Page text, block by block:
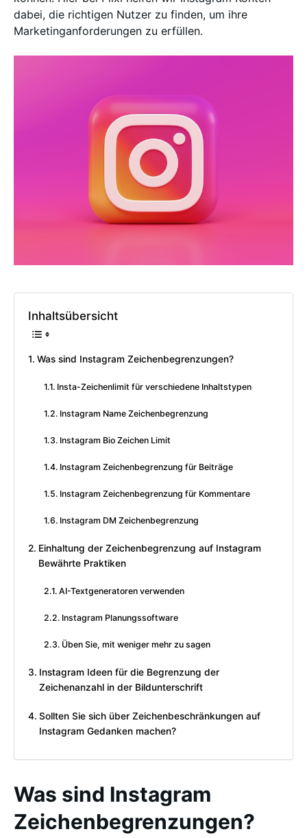
dabei, die richtigen Nutzer zu finden, um ihre
Marketinganforderungen zu erfüllen.
Inhaltsübersicht
Was sind Instagram Zeichenbegrenzungen?
Insta-Zeichenlimit für verschiedene Inhaltstypen
Instagram Name Zeichenbegrenzung
Instagram Bio Zeichen Limit
Instagram Zeichenbegrenzung für Beiträge
Instagram Zeichenbegrenzung für Kommentare
Instagram DM Zeichenbegrenzung
Einhaltung der Zeichenbegrenzung auf Instagram
Bewährte Praktiken
AI-Textgeneratoren verwenden
Instagram Planungssoftware
Üben Sie, mit weniger mehr zu sagen
Instagram Ideen für die Begrenzung der
Zeichenanzahl in der Bildunterschrift
Sollten Sie sich über Zeichenbeschränkungen auf
Instagram Gedanken machen?
Was sind Instagram
Zeichenbegrenzungen?